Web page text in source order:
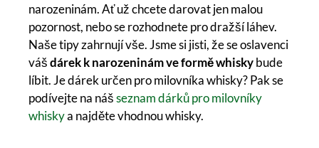
narozeninám. Ať už chcete darovat jen malou
pozornost, nebo se rozhodnete pro dražší láhev.
Naše tipy zahrnují vše. Jsme si jisti, že se oslavenci
vášdárek k narozeninám ve formě whiskybude
líbit. Je dárek určen pro milovníka whisky? Pak se
podívejte na nášseznam dárků pro milovníky
whiskya najděte vhodnou whisky.